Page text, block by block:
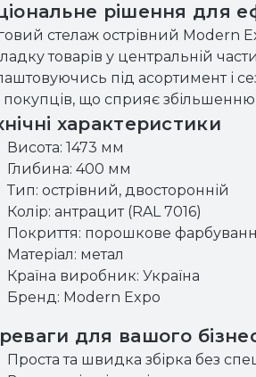
рішення для
стелаж острівний Modern
товарів у центральній
під асортимент і
що сприяє
характеристики
Висота: 1473 мм
Глибина: 400 мм
Тип: острівний, двосторонній
Колір: антрацит (RAL 7016)
Покриття: порошкове
Матеріал: метал
Країна виробник: Україна
Бренд: Modern Expo
для вашого
Проста та швидка збірка без